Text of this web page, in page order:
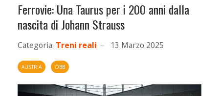
Ferrovie: Una Taurus per i 200 anni dalla
nascita di Johann Strauss
Categoria: Treni reali 13 Marzo 2025
AUSTRIA ÖBB